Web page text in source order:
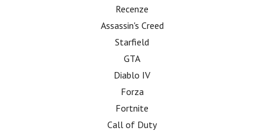
Recenze
Assassin's Creed
Starfield
GTA
Diablo IV
Forza
Fortnite
Call of Duty